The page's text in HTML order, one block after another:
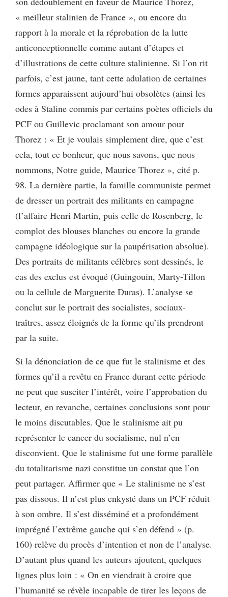
« meilleur stalinien de France », ou encore du
rapport à la morale et la réprobation de la lutte
anticonceptionnelle comme autant d’étapes et
d’illustrations de cette culture stalinienne. Si l’on rit
parfois, c’est jaune, tant cette adulation de certaines
formes apparaissent aujourd’hui obsolètes (ainsi les
odes à Staline commis par certains poètes officiels du
PCF ou Guillevic proclamant son amour pour
Thorez : « Et je voulais simplement dire, que c’est
cela, tout ce bonheur, que nous savons, que nous
nommons, Notre guide, Maurice Thorez », cité p.
98. La dernière partie, la famille communiste permet
de dresser un portrait des militants en campagne
(l’affaire Henri Martin, puis celle de Rosenberg, le
complot des blouses blanches ou encore la grande
campagne idéologique sur la paupérisation absolue).
Des portraits de militants célèbres sont dessinés, le
cas des exclus est évoqué (Guingouin, Marty-Tillon
ou la cellule de Marguerite Duras). L’analyse se
conclut sur le portrait des socialistes, sociaux-
traîtres, assez éloignés de la forme qu’ils prendront
par la suite.
Si la dénonciation de ce que fut le stalinisme et des
formes qu’il a revêtu en France durant cette période
ne peut que susciter l’intérêt, voire l’approbation du
lecteur, en revanche, certaines conclusions sont pour
le moins discutables. Que le stalinisme ait pu
représenter le cancer du socialisme, nul n’en
disconvient. Que le stalinisme fut une forme parallèle
du totalitarisme nazi constitue un constat que l’on
peut partager. Affirmer que « Le stalinisme ne s’est
pas dissous. Il n’est plus enkysté dans un PCF réduit
à son ombre. Il s’est disséminé et a profondément
imprégné l’extrême gauche qui s’en défend » (p.
160) relève du procès d’intention et non de l’analyse.
D’autant plus quand les auteurs ajoutent, quelques
lignes plus loin : « On en viendrait à croire que
l’humanité se révèle incapable de tirer les leçons de